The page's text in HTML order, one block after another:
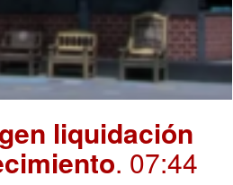
liquidación
. 07:44